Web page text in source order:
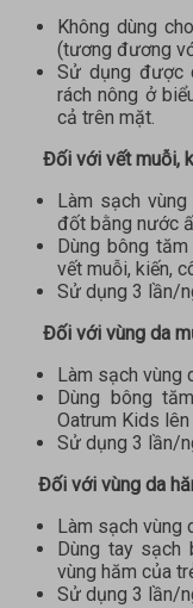
Không dùng
(tương đương
Sử dụng được
rách nông ở
cả trên mặt.
Đối với vết muỗi,
Làm sạch
đốt bằng nước
Dùng bông
vết muỗi, kiến,
Sử dụng 3 lần/
Đối với vùng da
Làm sạch vùng
Dùng bông
Oatrum Kids
Sử dụng 3 lần/
Đối với vùng da
Làm sạch vùng
Dùng tay
vùng hăm của
Sử dụng 3 lần/